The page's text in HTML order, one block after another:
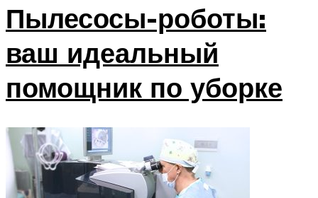
Пылесосы-роботы:
ваш идеальный
помощник по уборке